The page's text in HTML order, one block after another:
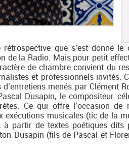
rétrospective que s’est donné
de la Radio. Mais pour petit
de chambre convient du
et professionnels invités.
d’entretiens menés par Clément
Dusapin, le compositeur
Ce qui offre l’occasion
exécutions musicales (tic de la
à partir de textes poétiques
Dusapin (fils de Pascal et